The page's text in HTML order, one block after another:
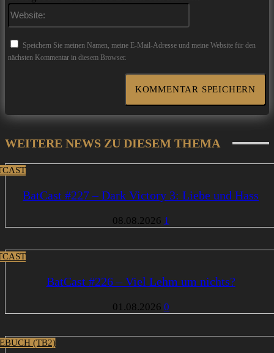
Speichern Sie meinen Namen, meine E-Mail-Adresse und meine Website für den
nächsten Kommentar in diesem Browser.
WEITERE NEWS ZU DIESEM THEMA
BatCast #227 – Dark Victory 3: Liebe und Hass
08.08.2026 1
BatCast #226 – Viel Lehm um nichts?
01.08.2026 0
(TB2)